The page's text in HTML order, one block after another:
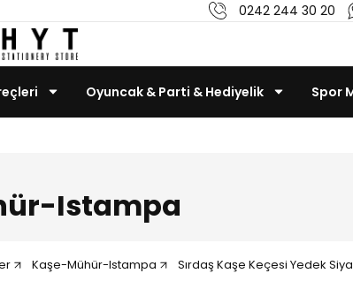
0242 244 30 20
Oyuncak & Parti & Hediyelik Spor
Istampa
Kaşe-Mühür-Istampa Sırdaş Kaşe Keçesi Yedek